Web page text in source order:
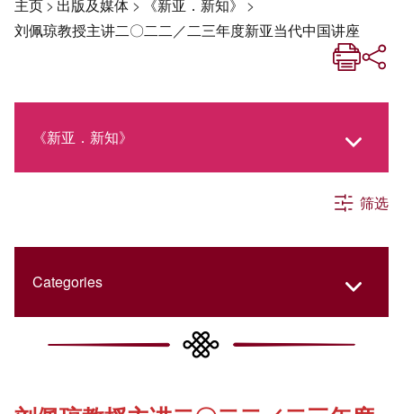
主页> 出版及媒体 > 《新亚．新知》 >
刘佩琼教授主讲二〇二二／二三年度新亚当代中国讲座
《新亚．新知》
社交媒体专栏
《新亚简讯》
筛选
Categories
College Updates